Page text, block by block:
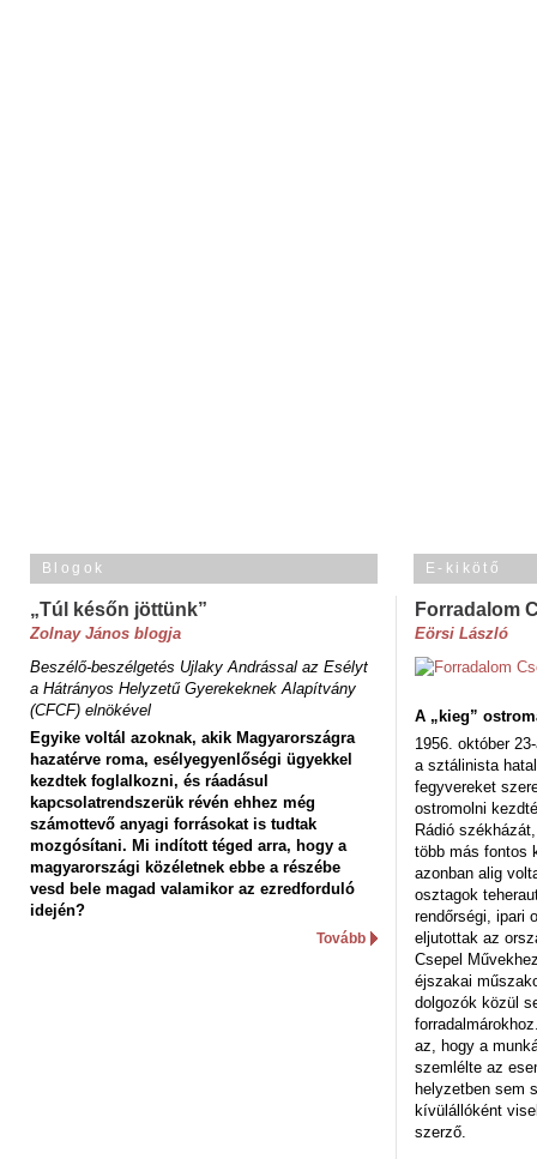
Blogok
„Túl későn jöttünk”
Zolnay János blogja
Beszélő-beszélgetés Ujlaky Andrással az Esélyt
a Hátrányos Helyzetű Gyerekeknek Alapítvány
(CFCF) elnökével
Egyike voltál azoknak, akik Magyarországra
hazatérve roma, esélyegyenlőségi ügyekkel
kezdtek foglalkozni, és ráadásul
kapcsolatrendszerük révén ehhez még
számottevő anyagi forrásokat is tudtak
mozgósítani. Mi indított téged arra, hogy a
magyarországi közéletnek ebbe a részébe
vesd bele magad valamikor az ezredforduló
idején?
Tovább
E-kikötő
Forradalom
Eörsi László
A „kieg”
1956. október
a sztálinista
fegyvereket
ostromolni
Rádió
több más fontos
azonban alig
osztagok
rendőrségi, ipari
eljutottak az
Csepel
éjszakai
dolgozók közül
az, hogy a
szemlélte az
helyzetben sem
kívülállóként
szerző.